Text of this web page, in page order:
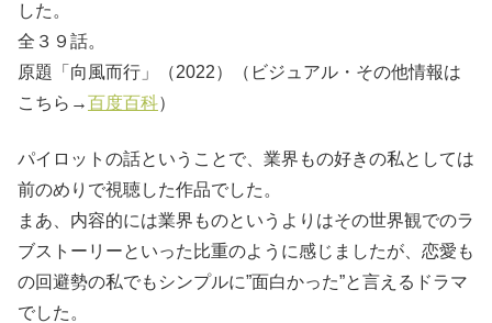
した。
全３９話。
原題「向風而行」（2022）（ビジュアル・その他情報は
こちら→ 百度百科）
パイロットの話ということで、業界もの好きの私としては
前のめりで視聴した作品でした。
まあ、内容的には業界ものというよりはその世界観でのラ
ブストーリーといった比重のように感じましたが、恋愛も
の回避勢の私でもシンプルに”面白かった”と言えるドラマ
でした。